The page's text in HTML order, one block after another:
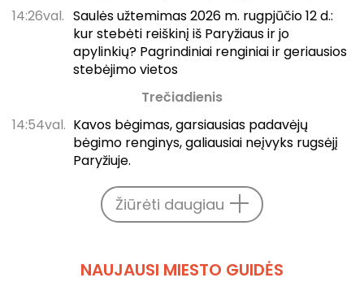
14:26val. Saulės užtemimas 2026 m. rugpjūčio 12 d.:
kur stebėti reiškinį iš Paryžiaus ir jo
apylinkių? Pagrindiniai renginiai ir geriausios
stebėjimo vietos
Trečiadienis
14:54val. Kavos bėgimas, garsiausias padavėjų
bėgimo renginys, galiausiai neįvyks rugsėjį
Paryžiuje.
Žiūrėti daugiau
NAUJAUSI MIESTO GUIDĖS